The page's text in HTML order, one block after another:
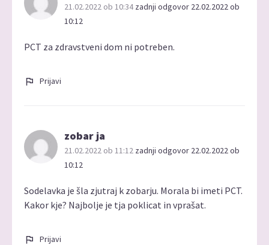
21.02.2022 ob 10:34 zadnji odgovor 22.02.2022 ob
10:12
PCT za zdravstveni dom ni potreben.
Prijavi
zobar ja
21.02.2022 ob 11:12 zadnji odgovor 22.02.2022 ob
10:12
Sodelavka je šla zjutraj k zobarju. Morala bi imeti PCT.
Kakor kje? Najbolje je tja poklicat in vprašat.
Prijavi